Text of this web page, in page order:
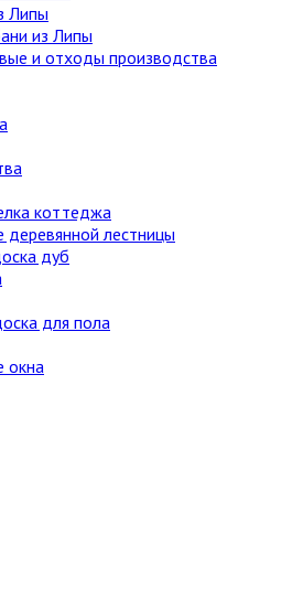
Липы
из Липы
и отходы производства
коттеджа
лестницы
дуб
для пола
окна